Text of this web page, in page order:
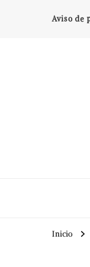
Aviso de
Inicio